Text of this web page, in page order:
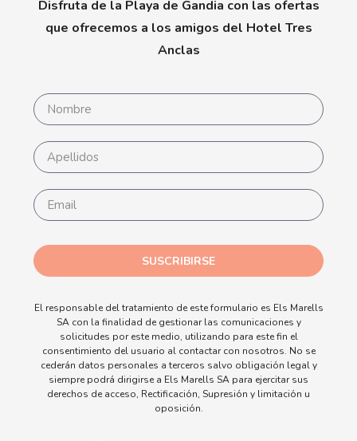
Disfruta de la Playa de Gandia con las ofertas
que ofrecemos a los amigos del Hotel Tres
Anclas
SUSCRIBIRSE
El responsable del tratamiento de este formulario es Els Marells
SA con la finalidad de gestionar las comunicaciones y
solicitudes por este medio, utilizando para este fin el
consentimiento del usuario al contactar con nosotros. No se
cederán datos personales a terceros salvo obligación legal y
siempre podrá dirigirse a Els Marells SA para ejercitar sus
derechos de acceso, Rectificación, Supresión y limitación u
oposición.